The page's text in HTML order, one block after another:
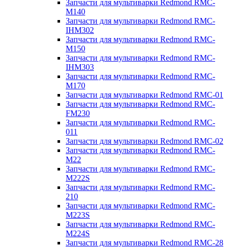
Запчасти для мультиварки Redmond RMC-
M140
Запчасти для мультиварки Redmond RMC-
IHM302
Запчасти для мультиварки Redmond RMC-
M150
Запчасти для мультиварки Redmond RMC-
IHM303
Запчасти для мультиварки Redmond RMC-
M170
Запчасти для мультиварки Redmond RMC-01
Запчасти для мультиварки Redmond RMC-
FM230
Запчасти для мультиварки Redmond RMC-
011
Запчасти для мультиварки Redmond RMC-02
Запчасти для мультиварки Redmond RMC-
M22
Запчасти для мультиварки Redmond RMC-
M222S
Запчасти для мультиварки Redmond RMC-
210
Запчасти для мультиварки Redmond RMC-
M223S
Запчасти для мультиварки Redmond RMC-
M224S
Запчасти для мультиварки Redmond RMC-28